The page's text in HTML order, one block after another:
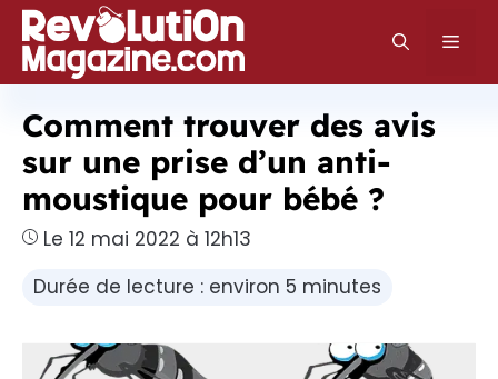
Aller
au
contenu
Comment trouver des avis
sur une prise d’un anti-
moustique pour bébé ?
Le 12 mai 2022 à 12h13
Durée de lecture : environ 5 minutes